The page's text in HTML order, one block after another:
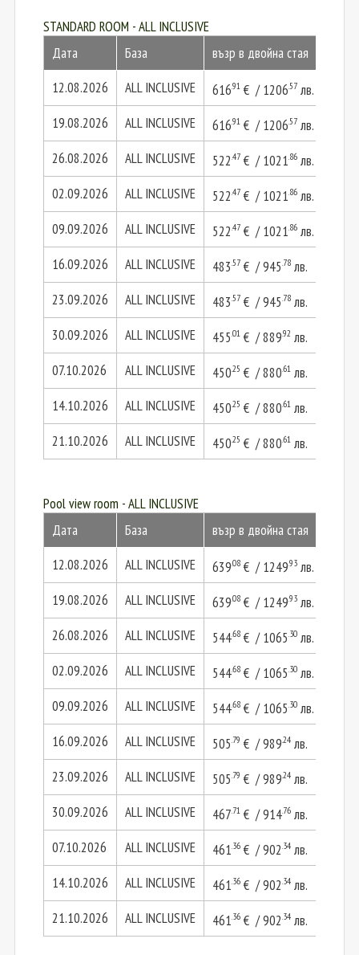
STANDARD ROOM - ALL INCLUSIVE
Дата
База възр в двойна стая
12.08.2026
ALL INCLUSIVE 616.91€ / 1206.57лв.
19.08.2026 ALL INCLUSIVE 616.91€ / 1206.57лв.
26.08.2026 ALL INCLUSIVE 522.47€ / 1021.86лв.
02.09.2026 ALL INCLUSIVE 522.47€ / 1021.86лв.
09.09.2026 ALL INCLUSIVE 522.47€ / 1021.86лв.
16.09.2026 ALL INCLUSIVE 483.57€ / 945.78лв.
23.09.2026
ALL INCLUSIVE 483.57€ / 945.78лв.
30.09.2026
ALL INCLUSIVE 455.01€ / 889.92 лв.
07.10.2026
ALL INCLUSIVE 450.25 € / 880.61лв.
14.10.2026
ALL INCLUSIVE 450.25 € / 880.61лв.
21.10.2026
ALL INCLUSIVE 450.25 € / 880.61лв.
Pool view room - ALL INCLUSIVE
Дата
База възр в двойна стая
12.08.2026
ALL INCLUSIVE 639.08€ / 1249.93лв.
19.08.2026 ALL INCLUSIVE 639.08€ / 1249.93лв.
26.08.2026 ALL INCLUSIVE 544.68€ / 1065.30лв.
02.09.2026 ALL INCLUSIVE 544.68€ / 1065.30лв.
09.09.2026 ALL INCLUSIVE 544.68€ / 1065.30лв.
16.09.2026 ALL INCLUSIVE 505.79 € / 989.24лв.
23.09.2026 ALL INCLUSIVE 505.79 € / 989.24лв.
30.09.2026 ALL INCLUSIVE 467.71€ / 914.76лв.
07.10.2026
ALL INCLUSIVE 461.36€ / 902.34лв.
14.10.2026
ALL INCLUSIVE 461.36€ / 902.34лв.
21.10.2026
ALL INCLUSIVE 461.36€ / 902.34лв.